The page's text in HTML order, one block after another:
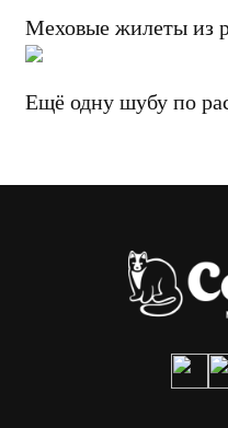
Меховые жилеты из
Ещё одну шубу по